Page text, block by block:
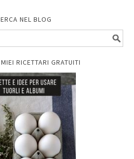
NEL BLOG
RICETTARI GRATUITI